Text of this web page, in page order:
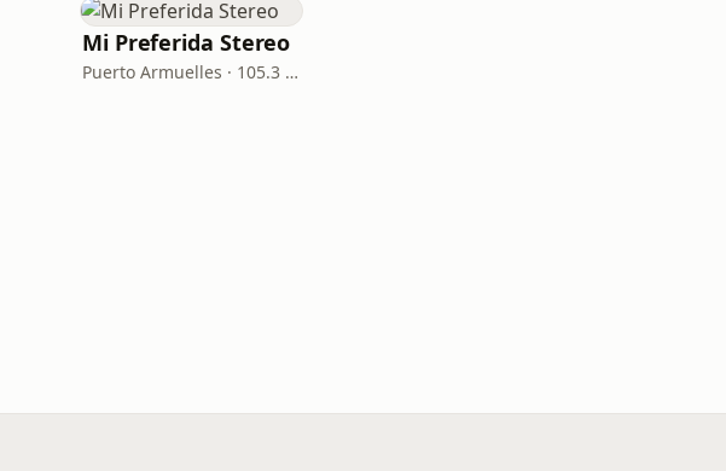
Mi Preferida Stereo
Puerto Armuelles · 105.3 FM, 930 AM